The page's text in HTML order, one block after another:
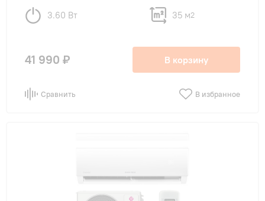
3.60 Вт 35 м2
41 990 ₽ В корзину
Сравнить В избранное